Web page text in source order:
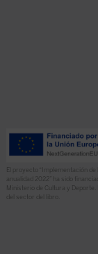
El proyecto “Implementación
anualidad 2022” ha sido
Ministerio de Cultura y
del sector del libro.